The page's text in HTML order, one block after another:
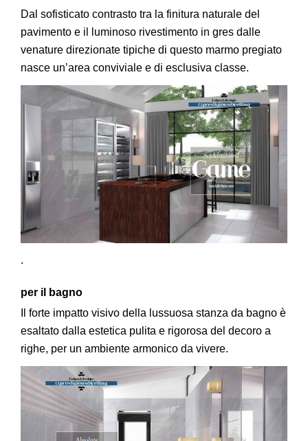
Dal sofisticato contrasto tra la finitura naturale del
pavimento e il luminoso rivestimento in gres dalle
venature direzionate tipiche di questo marmo pregiato
nasce un’area conviviale e di esclusiva classe.
.
per il bagno
Il forte impatto visivo della lussuosa stanza da bagno è
esaltato dalla estetica pulita e rigorosa del decoro a
righe, per un ambiente armonico da vivere.